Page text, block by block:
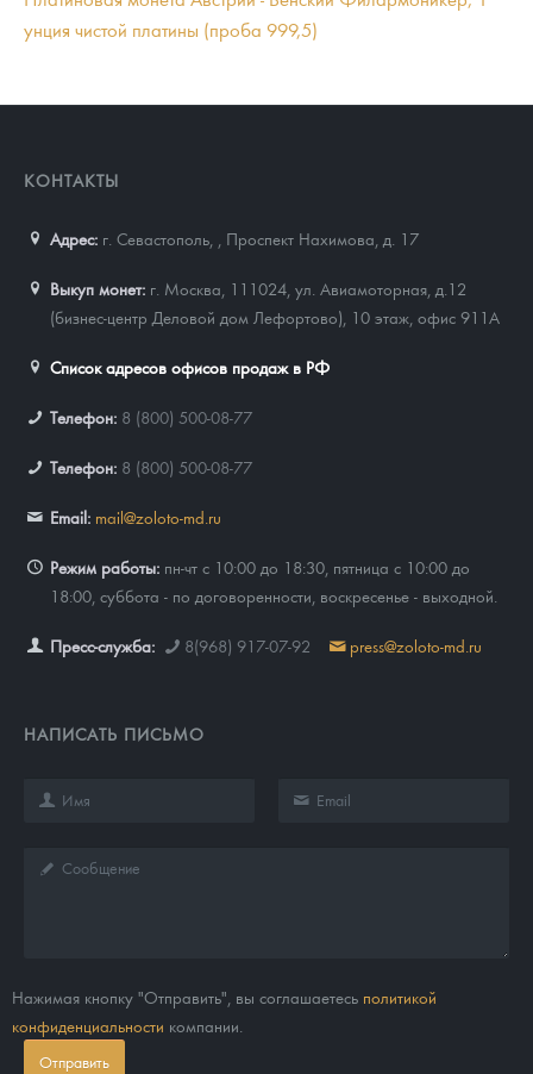
унция чистой платины (проба 999,5)
КОНТАКТЫ
Адрес: г. Севастополь, Проспект Нахимова, д. 17
Выкуп монет: г. Москва, 111024, ул. Авиамоторная, д.12
(бизнес-центр Деловой дом Лефортово), 10 этаж, офис 911А
Список адресов офисов продаж в РФ
Телефон: 8 (800) 500-08-77
Телефон: 8 (800) 500-08-77
Email: mail@zoloto-md.ru
Режим работы: пн-чт с 10:00 до 18:30, пятница с 10:00 до
18:00, суббота - по договоренности, воскресенье - выходной.
Пресс-служба: 8(968) 917-07-92 press@zoloto-md.ru
НАПИСАТЬ ПИСЬМО
Нажимая кнопку "Отправить", вы соглашаетесь политикой
конфиденциальности компании.
Отправить